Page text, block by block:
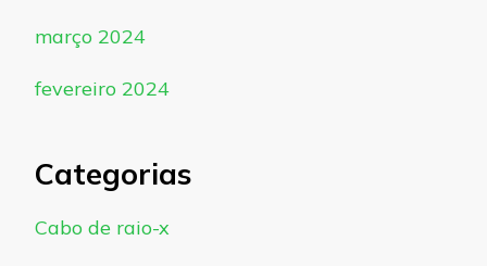
março 2024
fevereiro 2024
Categorias
Cabo de raio-x